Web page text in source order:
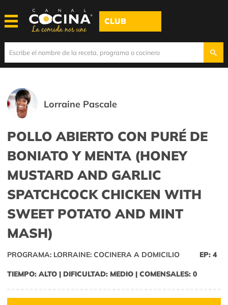
CLUB
Lorraine Pascale
POLLO ABIERTO CON PURÉ DE
BONIATO Y MENTA (HONEY
MUSTARD AND GARLIC
SPATCHCOCK CHICKEN WITH
SWEET POTATO AND MINT
MASH)
PROGRAMA: LORRAINE: COCINERA A DOMICILIO EP: 4
TIEMPO: ALTO | DIFICULTAD: MEDIO | COMENSALES: 0